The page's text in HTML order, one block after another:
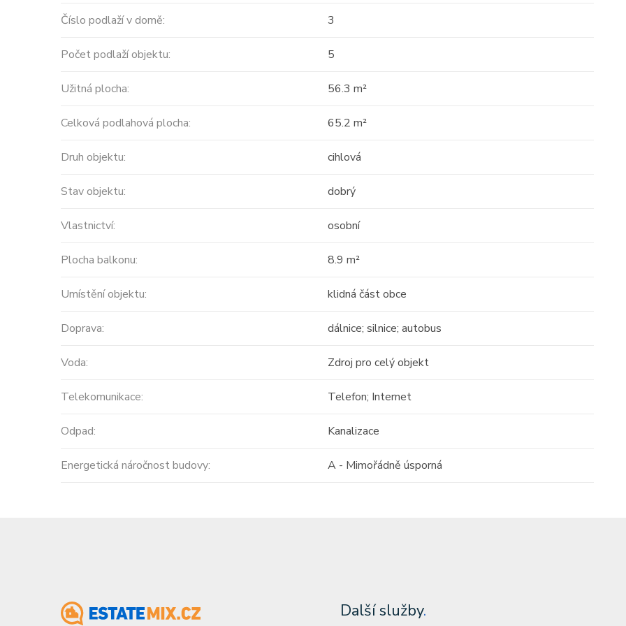
Číslo podlaží v domě: 3
Počet podlaží objektu: 5
Užitná plocha: 56.3 m²
Celková podlahová plocha: 65.2 m²
Druh objektu: cihlová
Stav objektu: dobrý
Vlastnictví: osobní
Plocha balkonu: 8.9 m²
Umístění objektu: klidná část obce
Doprava: dálnice; silnice; autobus
Voda: Zdroj pro celý objekt
Telekomunikace: Telefon; Internet
Odpad: Kanalizace
Energetická náročnost budovy: A - Mimořádně úsporná
01
Cena: 14 450 000 Kč (za nemovitost)
Další služby.